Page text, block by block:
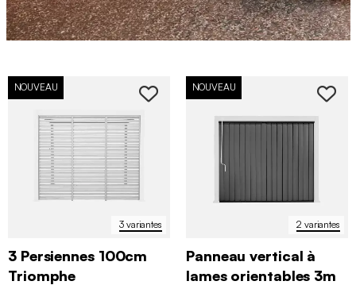
3 variantes
NOUVEAU
3 Persiennes 100cm
Triomphe
2 variantes
NOUVEAU
Panneau vertical à
lames orientables 3m